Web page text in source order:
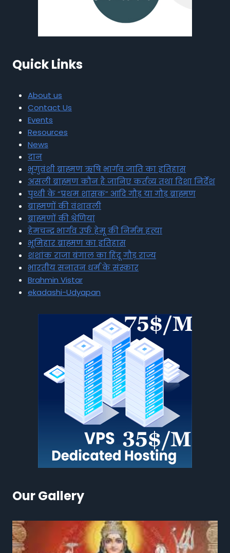
Quick Links
About us
Contact Us
Events
Resources
News
दान
भृगुवंशी ब्राह्मण ऋषि भार्गव जाति का इतिहास
असली ब्राह्मण कौन है जानिए कर्तव्य तथा दिशा निर्देश
पृथ्वी के “प्रथम शासक” आदि गौड़ या गौड़ ब्राह्मण
ब्राह्मणों की वंशावली
ब्राह्मणों की श्रेणियां
हेमचन्द्र भार्गव उर्फ हेमू की निर्मम हत्या
भूमिहार ब्राह्मण का इतिहास
शशांक राजा बंगाल का हिंदू गौड़ राज्य
भारतीय सनातन धर्म के संस्कार
Brahmin Vistar
ekadashi-Udyapan
Our Gallery